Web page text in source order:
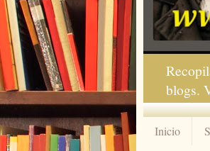
blogs.
Inicio